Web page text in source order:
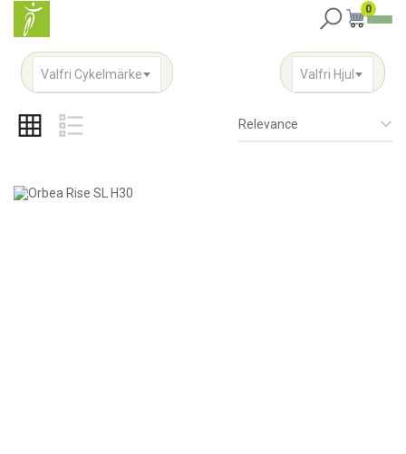
0
Valfri Cykelmärke Valfri Hjul
Relevance